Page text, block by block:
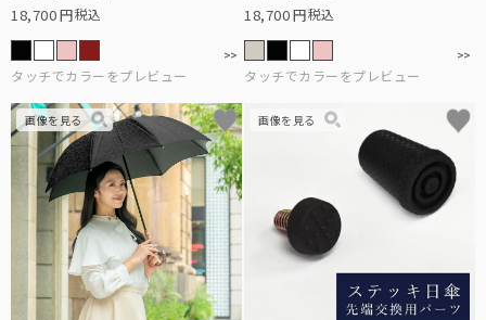
18,700 税込 18,700 税込